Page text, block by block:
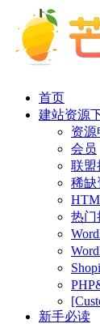
首页
建站资源
资源
会员
联盟
稀缺
热门
新手必读